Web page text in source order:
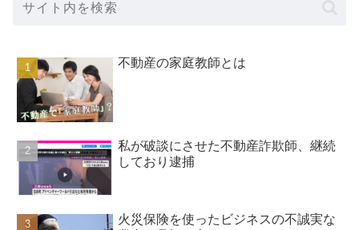
不動産の家庭教師とは
私が破談にさせた不動産詐欺師、継続
しており逮捕
火災保険を使ったビジネスの不誠実な